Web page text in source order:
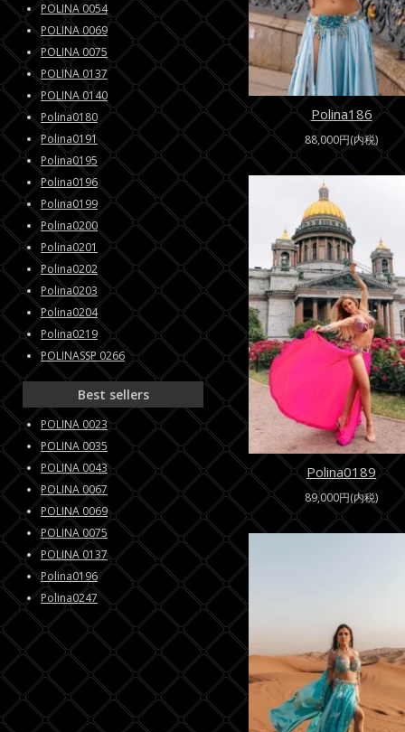
Polina186
88,000円(内税)
Polina0189
89,000円(内税)
POLINA 0054
POLINA 0069
POLINA 0075
POLINA 0137
POLINA 0140
Polina0180
Polina0191
Polina0195
Polina0196
Polina0199
Polina0200
Polina0201
Polina0202
Polina0203
Polina0204
Polina0219
POLINASSP 0266
Best sellers
POLINA 0023
POLINA 0035
POLINA 0043
POLINA 0067
POLINA 0069
POLINA 0075
POLINA 0137
Polina0196
Polina0247